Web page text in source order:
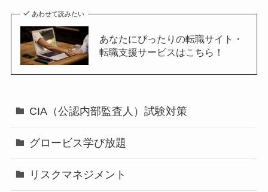
あわせて読みたい
あなたにぴったりの転職サイト・
転職支援サービスはこちら！
CIA（公認内部監査人）試験対策
グロービス学び放題
リスクマネジメント